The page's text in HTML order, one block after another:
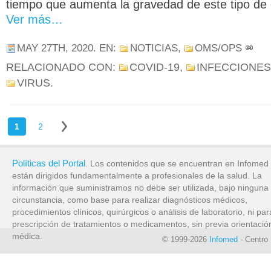
tiempo que aumenta la gravedad de este tipo
Ver más…
MAY 27TH, 2020. EN: NOTICIAS, OMS/OPS
RELACIONADO CON: COVID-19,
VIRUS.
1 2
Políticas del Portal. Los contenidos que se encuentran en Infomed
están dirigidos fundamentalmente a profesionales de la salud. La
información que suministramos no debe ser utilizada, bajo ninguna
circunstancia, como base para realizar diagnósticos médicos,
procedimientos clínicos, quirúrgicos o análisis de laboratorio, ni
prescripción de tratamientos o medicamentos, sin previa
médica.
© 1999-2026 Infomed - Centro